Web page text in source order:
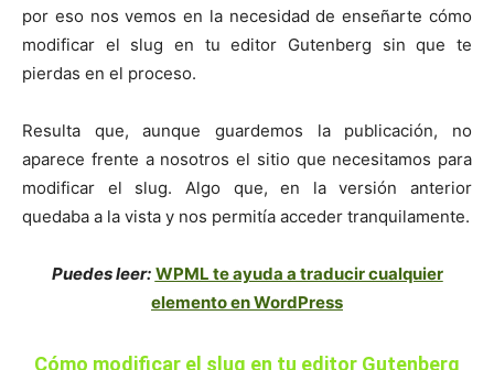
por eso nos vemos en la necesidad de enseñarte cómo
modificar el slug en tu editor Gutenberg sin que te
pierdas en el proceso.
Resulta que, aunque guardemos la publicación, no
aparece frente a nosotros el sitio que necesitamos para
modificar el slug. Algo que, en la versión anterior
quedaba a la vista y nos permitía acceder tranquilamente.
Puedes leer: WPML te ayuda a traducir cualquier
elemento en WordPress
Cómo modificar el slug en tu editor Gutenberg